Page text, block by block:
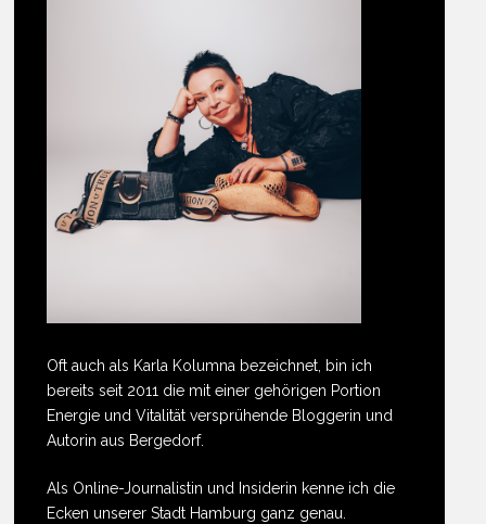
Oft auch als Karla Kolumna bezeichnet, bin ich
bereits seit 2011 die mit einer gehörigen Portion
Energie und Vitalität versprühende Bloggerin und
Autorin aus Bergedorf.
Als Online-Journalistin und Insiderin kenne ich die
Ecken unserer Stadt Hamburg ganz genau.